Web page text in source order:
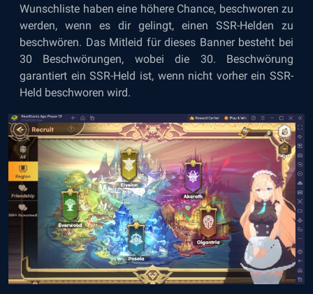
Wunschliste haben eine höhere Chance, beschworen zu
werden, wenn es dir gelingt, einen SSR-Helden zu
beschwören. Das Mitleid für dieses Banner besteht bei
30 Beschwörungen, wobei die 30. Beschwörung
garantiert ein SSR-Held ist, wenn nicht vorher ein SSR-
Held beschworen wird.